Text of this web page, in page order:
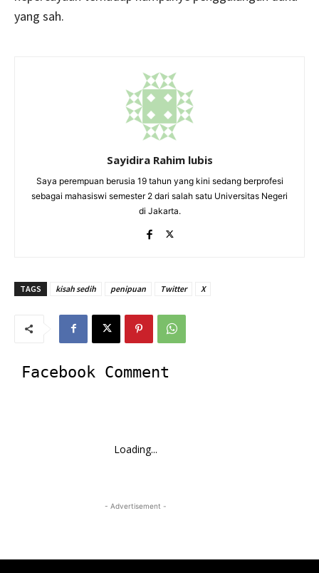
yang sah.
Sayidira Rahim lubis
Saya perempuan berusia 19 tahun yang kini sedang berprofesi
sebagai mahasiswi semester 2 dari salah satu Universitas Negeri
di Jakarta.
TAGS kisah sedih penipuan Twitter X
Facebook Comment
Loading...
- Advertisement -